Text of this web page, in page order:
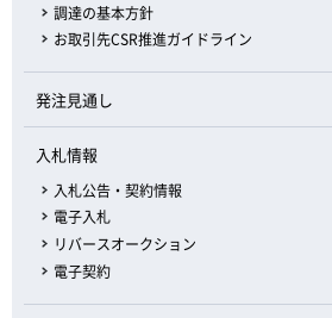
調達の基本方針
お取引先CSR推進ガイドライン
発注見通し
入札情報
入札公告・契約情報
電子入札
リバースオークション
電子契約